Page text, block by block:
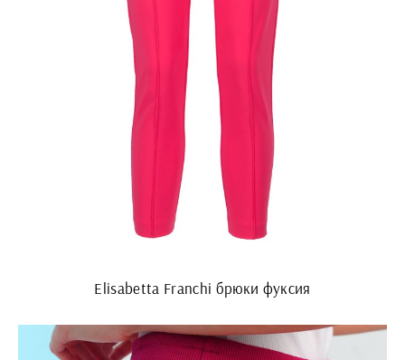
Elisabetta Franchi брюки фуксия